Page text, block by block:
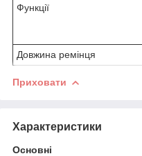
Функції
Довжина ремінця
Приховати
Характеристики
Основні